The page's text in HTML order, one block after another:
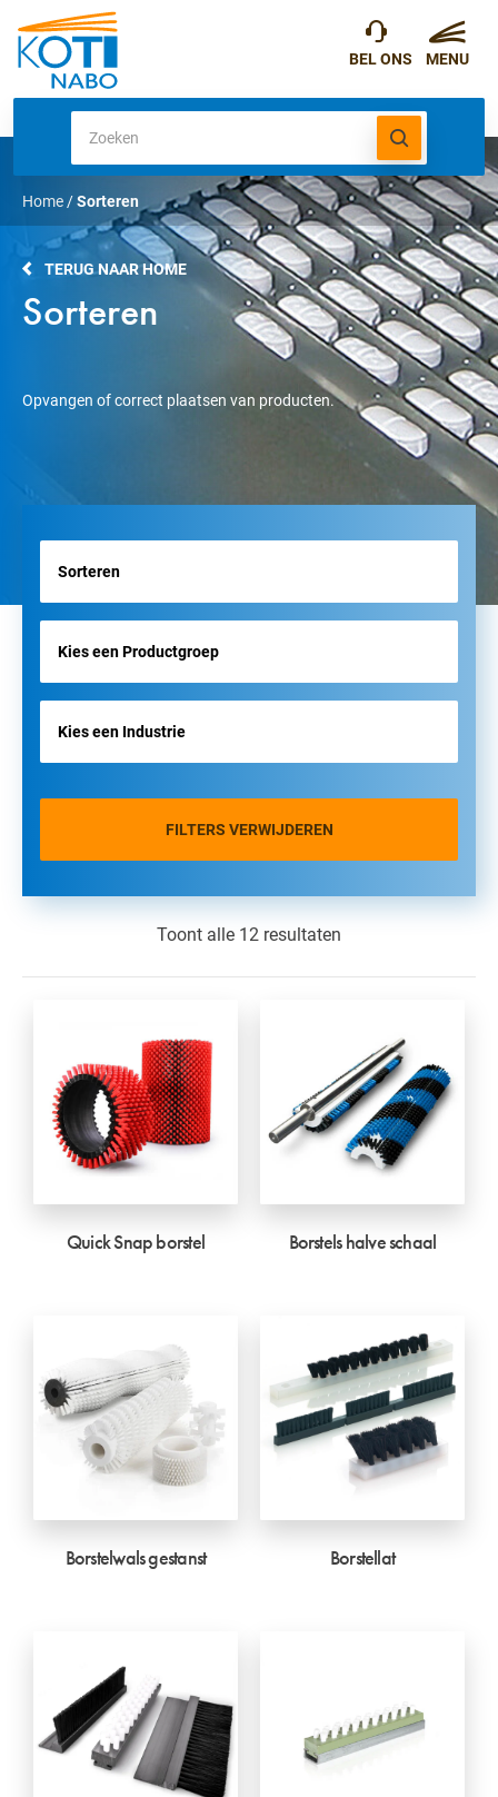
Home /Sorteren
TERUG NAAR HOME
Sorteren
Opvangen of correct plaatsen van producten.
FILTERS VERWIJDEREN
Toont alle 12 resultaten
Quick Snap borstel Borstels halve schaal
Borstelwals gestanst Borstellat